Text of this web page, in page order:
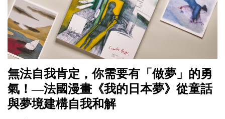
無法自我肯定，你需要有「做夢」的勇
氣！—法國漫畫《我的日本夢》從童話
與夢境建構自我和解